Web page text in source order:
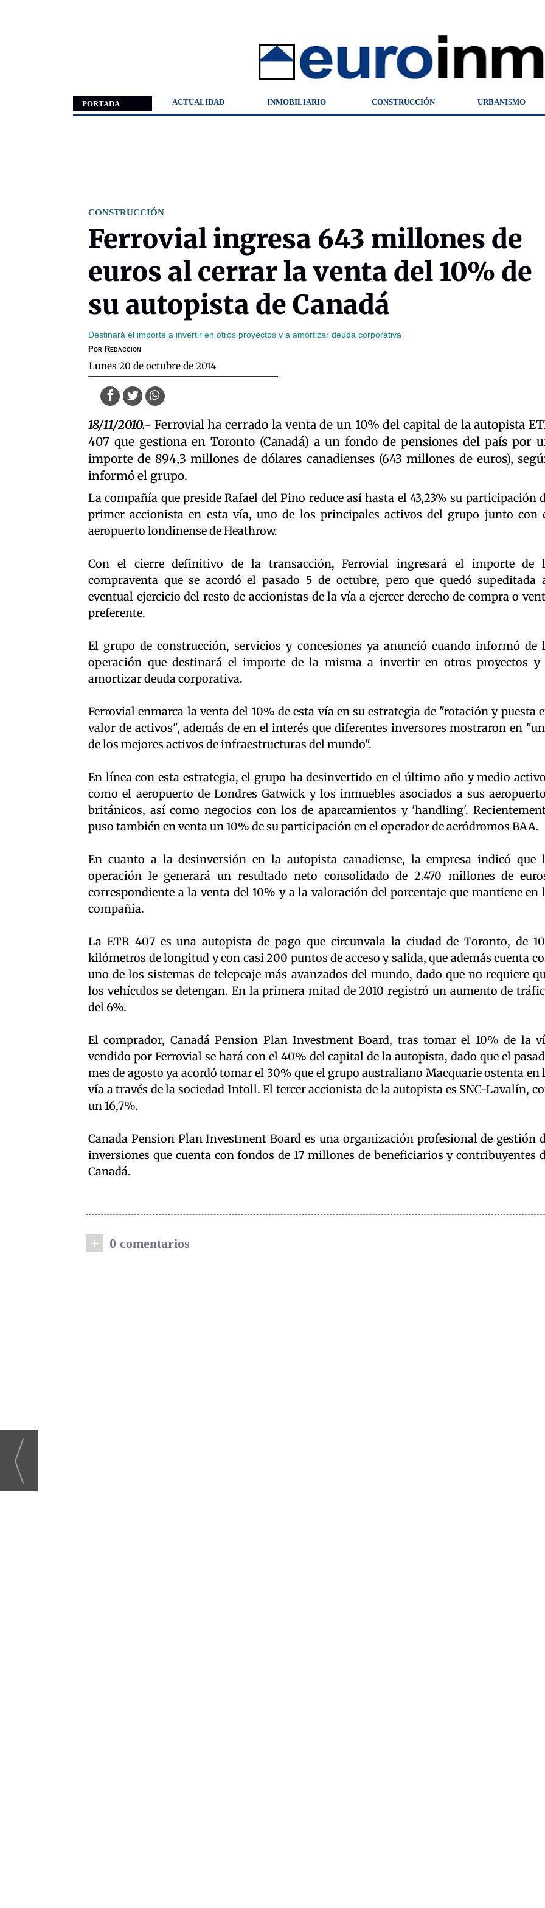
PORTADA ACTUALIDAD INMOBILIARIO CONSTRUCCIÓN URBANISMO
CONSTRUCCIÓN
Ferrovial ingresa 643 millones de
euros al cerrar la venta del 10% de
su autopista de Canadá
Destinará el importe a invertir en otros proyectos y a amortizar deuda corporativa
Por Redaccion
lunes 20 de octubre de 2014
18/11/2010.- Ferrovial ha cerrado la venta de un 10% del capital de la autopista
407 que gestiona en Toronto (Canadá) a un fondo de pensiones del país por
importe de 894,3 millones de dólares canadienses (643 millones de euros),
informó el grupo.
La compañía que preside Rafael del Pino reduce así hasta el 43,23% su participación
primer accionista en esta vía, uno de los principales activos del grupo junto con
aeropuerto londinense de Heathrow.
Con el cierre definitivo de la transacción, Ferrovial ingresará el importe de
compraventa que se acordó el pasado 5 de octubre, pero que quedó supeditada
eventual ejercicio del resto de accionistas de la vía a ejercer derecho de compra o
preferente.
El grupo de construcción, servicios y concesiones ya anunció cuando informó de
operación que destinará el importe de la misma a invertir en otros proyectos y
amortizar deuda corporativa.
Ferrovial enmarca la venta del 10% de esta vía en su estrategia de "rotación y puesta
valor de activos", además de en el interés que diferentes inversores mostraron en
de los mejores activos de infraestructuras del mundo".
En línea con esta estrategia, el grupo ha desinvertido en el último año y medio
como el aeropuerto de Londres Gatwick y los inmuebles asociados a sus
británicos, así como negocios con los de aparcamientos y 'handling'.
puso también en venta un 10% de su participación en el operador de aeródromos BAA.
En cuanto a la desinversión en la autopista canadiense, la empresa indicó que
operación le generará un resultado neto consolidado de 2.470 millones de
correspondiente a la venta del 10% y a la valoración del porcentaje que mantiene en
compañía.
La ETR 407 es una autopista de pago que circunvala la ciudad de Toronto, de
kilómetros de longitud y con casi 200 puntos de acceso y salida, que además cuenta
uno de los sistemas de telepeaje más avanzados del mundo, dado que no requiere
los vehículos se detengan. En la primera mitad de 2010 registró un aumento de
del 6%.
El comprador, Canadá Pension Plan Investment Board, tras tomar el 10% de la
vendido por Ferrovial se hará con el 40% del capital de la autopista, dado que el
mes de agosto ya acordó tomar el 30% que el grupo australiano Macquarie ostenta en
vía a través de la sociedad Intoll. El tercer accionista de la autopista es SNC-Lavalín,
un 16,7%.
Canada Pension Plan Investment Board es una organización profesional de gestión
inversiones que cuenta con fondos de 17 millones de beneficiarios y contribuyentes
Canadá.
+ 0 comentarios